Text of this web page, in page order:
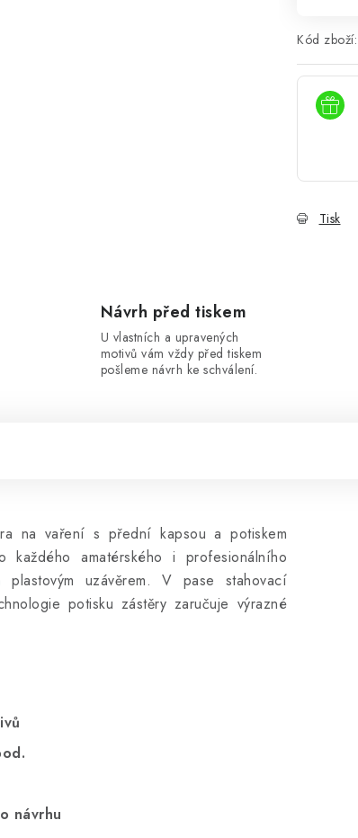
Kód zboží:
Tisk
Návrh před tiskem
U vlastních a upravených
motivů vám vždy před tiskem
pošleme návrh ke schválení.
na vaření s přední kapsou a potiskem
každého amatérského i profesionálního
uzávěrem. V pase stahovací
potisku zástěry zaručuje výrazné
návrhu